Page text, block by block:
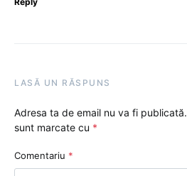
LASĂ UN RĂSPUNS
Adresa ta de email nu va fi publicată.
sunt marcate cu *
Comentariu *